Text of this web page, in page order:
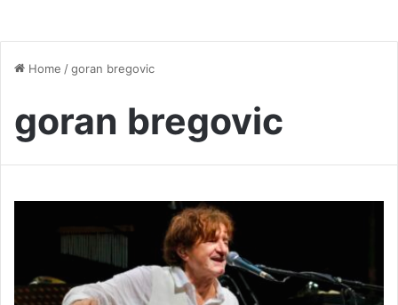
Home /goran bregovic
goran bregovic